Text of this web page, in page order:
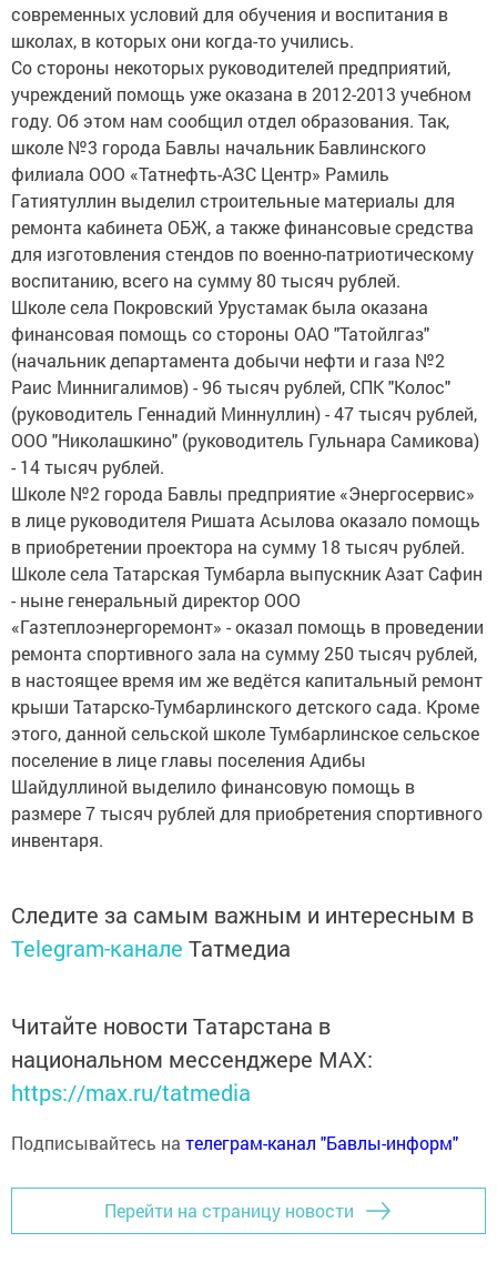
современных условий для обучения и воспитания в
школах, в которых они когда-то учились.
Со стороны некоторых руководителей предприятий,
учреждений помощь уже оказана в 2012-2013 учебном
году. Об этом нам сообщил отдел образования. Так,
школе №3 города Бавлы начальник Бавлинского
филиала ООО «Татнефть-АЗС Центр» Рамиль
Гатиятуллин выделил строительные материалы для
ремонта кабинета ОБЖ, а также финансовые средства
для изготовления стендов по военно-патриотическому
воспитанию, всего на сумму 80 тысяч рублей.
Школе села Покровский Урустамак была оказана
финансовая помощь со стороны ОАО "Татойлгаз"
(начальник департамента добычи нефти и газа №2
Раис Миннигалимов) - 96 тысяч рублей, СПК "Колос"
(руководитель Геннадий Миннуллин) - 47 тысяч рублей,
ООО "Николашкино" (руководитель Гульнара Самикова)
- 14 тысяч рублей.
Школе №2 города Бавлы предприятие «Энергосервис»
в лице руководителя Ришата Асылова оказало помощь
в приобретении проектора на сумму 18 тысяч рублей.
Школе села Татарская Тумбарла выпускник Азат Сафин
- ныне генеральный директор ООО
«Газтеплоэнергоремонт» - оказал помощь в проведении
ремонта спортивного зала на сумму 250 тысяч рублей,
в настоящее время им же ведётся капитальный ремонт
крыши Татарско-Тумбарлинского детского сада. Кроме
этого, данной сельской школе Тумбарлинское сельское
поселение в лице главы поселения Адибы
Шайдуллиной выделило финансовую помощь в
размере 7 тысяч рублей для приобретения спортивного
инвентаря.
Следите за самым важным и интересным в
Telegram-канале Татмедиа
Читайте новости Татарстана в
национальном мессенджере MАХ:
https://max.ru/tatmedia
Подписывайтесь на телеграм-канал "Бавлы-информ"
Перейти на страницу новости